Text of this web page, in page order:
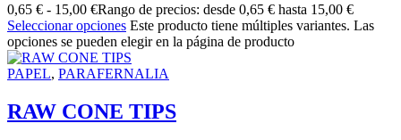
0,65 € - 15,00 €Rango de precios: desde 0,65 € hasta 15,00 €
Seleccionar opciones Este producto tiene múltiples variantes. Las
opciones se pueden elegir en la página de producto
PAPEL, PARAFERNALIA
RAW CONE TIPS